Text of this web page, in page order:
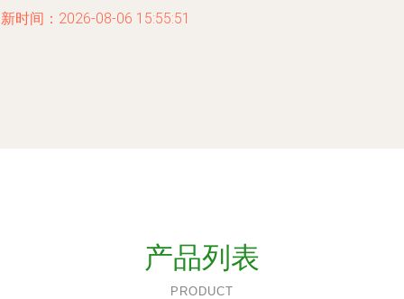
时间：2026-08-06 15:55:51
产品列表
PRODUCT